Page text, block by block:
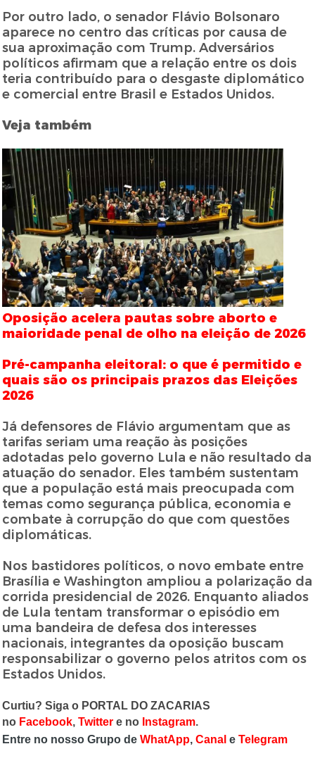
Por outro lado, o senador Flávio Bolsonaro
aparece no centro das críticas por causa de
sua aproximação com Trump. Adversários
políticos afirmam que a relação entre os dois
teria contribuído para o desgaste diplomático
e comercial entre Brasil e Estados Unidos.
Veja também
Oposição acelera pautas sobre aborto e
maioridade penal de olho na eleição de 2026
Pré-campanha eleitoral: o que é permitido e
quais são os principais prazos das Eleições
2026
Já defensores de Flávio argumentam que as
tarifas seriam uma reação às posições
adotadas pelo governo Lula e não resultado da
atuação do senador. Eles também sustentam
que a população está mais preocupada com
temas como segurança pública, economia e
combate à corrupção do que com questões
diplomáticas.
Nos bastidores políticos, o novo embate entre
Brasília e Washington ampliou a polarização da
corrida presidencial de 2026. Enquanto aliados
de Lula tentam transformar o episódio em
uma bandeira de defesa dos interesses
nacionais, integrantes da oposição buscam
responsabilizar o governo pelos atritos com os
Estados Unidos.
Curtiu? Siga o PORTAL DO ZACARIAS
no Facebook,Twitter e no Instagram.
Entre no nosso Grupo deWhatApp,Canal eTelegram